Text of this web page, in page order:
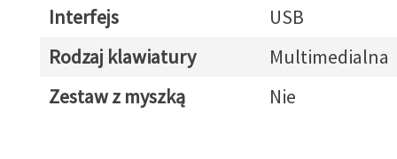
Interfejs
USB
Rodzaj klawiatury
Multimedialna
Zestaw z myszką
Nie